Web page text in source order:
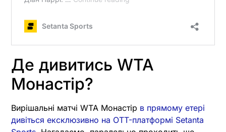
Де дивитись WTA
Монастір?
Вирішальні матчі WTA Монастір в прямому етері
дивіться ексклюзивно на OTT-платформі Setanta